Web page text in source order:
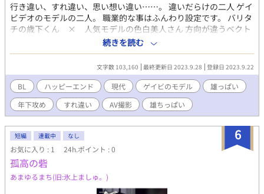
行き違い、すれ違い、思い想い違い……。 違いだらけの二人 ゲイ
ビデオのモデルの二人。 職業的な事はふんわり設定です。 バリタ
チの歳下くん × 人気モデルの色白美人さん 方向が違うベクト
ルは交差しそうでしない。絡んでそうで絡まない。 身体は繋がる
のに、何かがすれ違ってしまう二人のお話。 R18はタイトルの後
ろに ※ をつけます。 固定CP以外との絡みあります。(仕事的
な？) なんでもありの方向けでよろしくお願いします。 (全12話＋
後話。スピンオフ的な後話【脇道】全5話、【合流】全４話 後…
未定) 【スピンオフ的な後話】 《脇道》あらすじ 処女をどうにか
したい合法ショタのDD。グルグル悩んでゲイビの人に頼む事にな
って。ココに猫耳メガネの合法ショタ降臨！ 《合流》あらすじ 合
法ショタの仔猫ちゃんが本編メンバーにガッツリ参加していくお
話。体格差の年の差カップル誕生か？ ペタ胸の雄ちっぱいの合
法ショタの身体を目一杯使っちゃうよ。
続きを読む
文字数 103,160 最終更新日 2023.9.28 登録日 2023.9.22
BL ハッピーエンド 現代 ゲイビのモデル
雄っぱい
年下攻め
すれ違い AV撮影 雄ちっぱい
6
短編 連載中 なし
お気に入り : 1 24h.ポイント : 0
孤高の砦
あまゆるまち(旧:氷上ましゅ。)